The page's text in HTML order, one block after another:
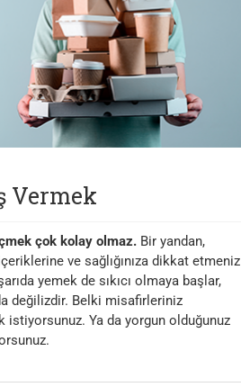
Vermek
çok kolay olmaz. Bir yandan,
ve sağlığınıza dikkat etmeniz
yemek de sıkıcı olmaya başlar,
değilizdir. Belki misafirleriniz
Ya da yorgun olduğunuz